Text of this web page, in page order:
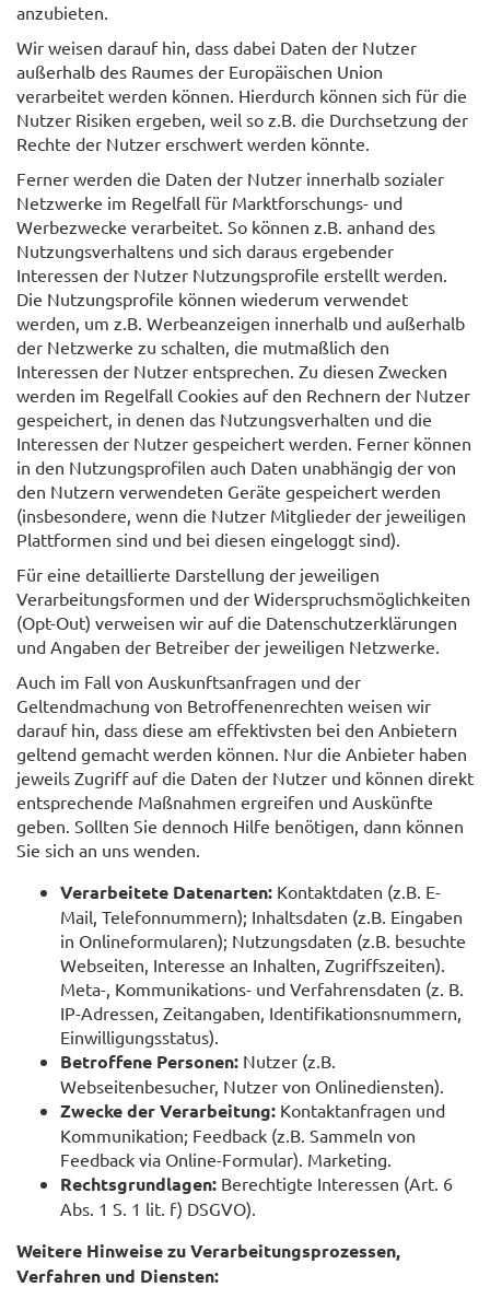
anzubieten.
Wir weisen darauf hin, dass dabei Daten der Nutzer
außerhalb des Raumes der Europäischen Union
verarbeitet werden können. Hierdurch können sich für die
Nutzer Risiken ergeben, weil so z.B. die Durchsetzung der
Rechte der Nutzer erschwert werden könnte.
Ferner werden die Daten der Nutzer innerhalb sozialer
Netzwerke im Regelfall für Marktforschungs- und
Werbezwecke verarbeitet. So können z.B. anhand des
Nutzungsverhaltens und sich daraus ergebender
Interessen der Nutzer Nutzungsprofile erstellt werden.
Die Nutzungsprofile können wiederum verwendet
werden, um z.B. Werbeanzeigen innerhalb und außerhalb
der Netzwerke zu schalten, die mutmaßlich den
Interessen der Nutzer entsprechen. Zu diesen Zwecken
werden im Regelfall Cookies auf den Rechnern der Nutzer
gespeichert, in denen das Nutzungsverhalten und die
Interessen der Nutzer gespeichert werden. Ferner können
in den Nutzungsprofilen auch Daten unabhängig der von
den Nutzern verwendeten Geräte gespeichert werden
(insbesondere, wenn die Nutzer Mitglieder der jeweiligen
Plattformen sind und bei diesen eingeloggt sind).
Für eine detaillierte Darstellung der jeweiligen
Verarbeitungsformen und der Widerspruchsmöglichkeiten
(Opt-Out) verweisen wir auf die Datenschutzerklärungen
und Angaben der Betreiber der jeweiligen Netzwerke.
Auch im Fall von Auskunftsanfragen und der
Geltendmachung von Betroffenenrechten weisen wir
darauf hin, dass diese am effektivsten bei den Anbietern
geltend gemacht werden können. Nur die Anbieter haben
jeweils Zugriff auf die Daten der Nutzer und können direkt
entsprechende Maßnahmen ergreifen und Auskünfte
geben. Sollten Sie dennoch Hilfe benötigen, dann können
Sie sich an uns wenden.
Verarbeitete Datenarten: Kontaktdaten (z.B. E-
Mail, Telefonnummern); Inhaltsdaten (z.B. Eingaben
in Onlineformularen); Nutzungsdaten (z.B. besuchte
Webseiten, Interesse an Inhalten, Zugriffszeiten).
Meta-, Kommunikations- und Verfahrensdaten (z. B.
IP-Adressen, Zeitangaben, Identifikationsnummern,
Einwilligungsstatus).
Betroffene Personen: Nutzer (z.B.
Webseitenbesucher, Nutzer von Onlinediensten).
Zwecke der Verarbeitung: Kontaktanfragen und
Kommunikation; Feedback (z.B. Sammeln von
Feedback via Online-Formular). Marketing.
Rechtsgrundlagen: Berechtigte Interessen (Art. 6
Abs. 1 S. 1 lit. f) DSGVO).
Weitere Hinweise zu Verarbeitungsprozessen,
Verfahren und Diensten: